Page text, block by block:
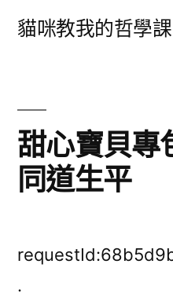
貓咪教我的哲學課
甜心寶貝專
同道生平
.